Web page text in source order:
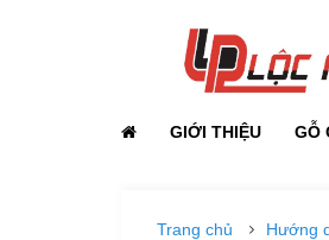
GIỚI THIỆU GỖ
Trang chủ Hướng